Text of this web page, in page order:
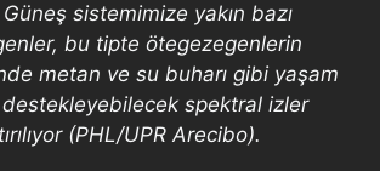
Güneş sistemimize yakın bazı
bu tipte ötegezegenlerin
metan ve su buharı gibi yaşam
destekleyebilecek spektral izler
(PHL/UPR Arecibo).